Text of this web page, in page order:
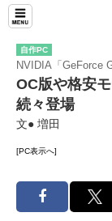
自作PC
NVIDIA「GeForce
OC版や格安
続々登場
文● 増田
[PC表示へ]